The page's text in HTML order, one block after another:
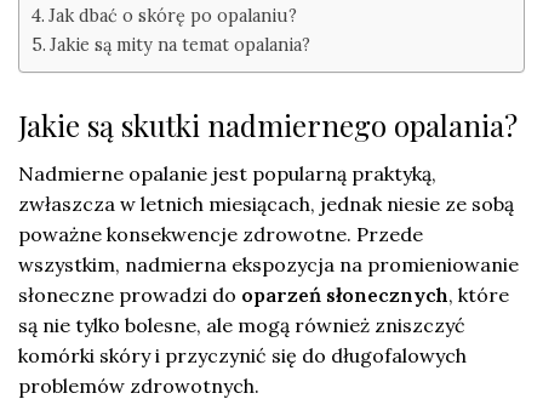
Jak dbać o skórę po opalaniu?
Jakie są mity na temat opalania?
Jakie są skutki nadmiernego opalania?
Nadmierne opalanie jest popularną praktyką,
zwłaszcza w letnich miesiącach, jednak niesie ze sobą
poważne konsekwencje zdrowotne. Przede
wszystkim, nadmierna ekspozycja na promieniowanie
słoneczne prowadzi do oparzeń słonecznych, które
są nie tylko bolesne, ale mogą również zniszczyć
komórki skóry i przyczynić się do długofalowych
problemów zdrowotnych.